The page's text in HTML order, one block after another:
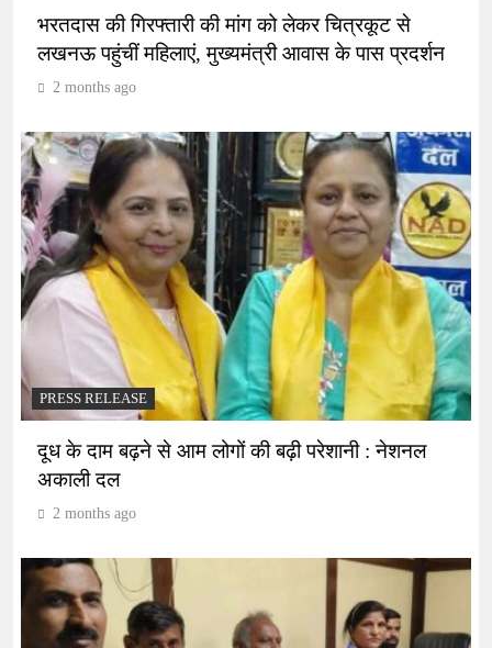
भरतदास की गिरफ्तारी की मांग को लेकर चित्रकूट से
लखनऊ पहुंचीं महिलाएं, मुख्यमंत्री आवास के पास प्रदर्शन
2 months ago
PRESS RELEASE
दूध के दाम बढ़ने से आम लोगों की बढ़ी परेशानी : नेशनल
अकाली दल
2 months ago